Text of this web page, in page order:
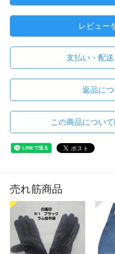
レビュー
支払い・配
返品につ
この商品につい
売れ筋商品